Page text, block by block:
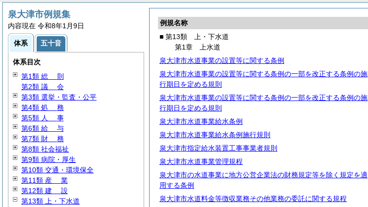
例規名称
■ 第13類 上・下水道
第1章 上水道
泉大津市水道事業の設置等に関する条例
泉大津市水道事業の設置等に関する条例の一部を改正する条例の施
行期日を定める規則
泉大津市水道事業の設置等に関する条例の一部を改正する条例の施
行期日を定める規則
泉大津市水道事業給水条例
泉大津市水道事業給水条例施行規則
泉大津市指定給水装置工事事業者規則
泉大津市水道事業管理規程
泉大津市の水道事業に地方公営企業法の財務規定等を除く規定を適
用する条例
泉大津市水道料金等徴収業務その他業務の委託に関する規程
泉大津市例規集
内容現在 令和8年1月9日
体系 五十音
体系目次
第1類 総 則
第2類 議 会
第3類 選挙・監査・公平
第4類 処 務
第5類 人 事
第6類 給 与
第7類 財 務
第8類 社会福祉
第9類 病院・厚生
第10類 交通・環境保全
第11類 産 業
第12類 建 設
第13類 上・下水道